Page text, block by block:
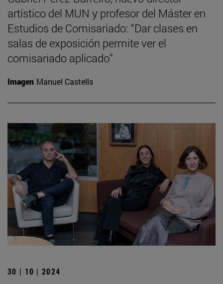
artístico del MUN y profesor del Máster en
Estudios de Comisariado: “Dar clases en
salas de exposición permite ver el
comisariado aplicado”
Imagen Manuel Castells
30 | 10 | 2024